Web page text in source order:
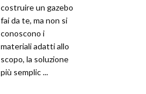
costruire un gazebo
fai da te, ma non si
conoscono i
materiali adatti allo
scopo, la soluzione
più semplic ...